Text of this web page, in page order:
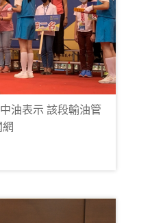
油表示 該段輸油管